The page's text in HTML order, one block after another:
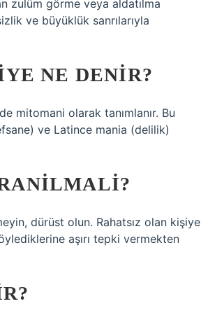
zulüm görme veya aldatılma
ve büyüklük sanrılarıyla
NE DENIR?
mitomani olarak tanımlanır. Bu
ve Latince mania (delilik)
dürüst olun. Rahatsız olan kişiye
aşırı tepki vermekten